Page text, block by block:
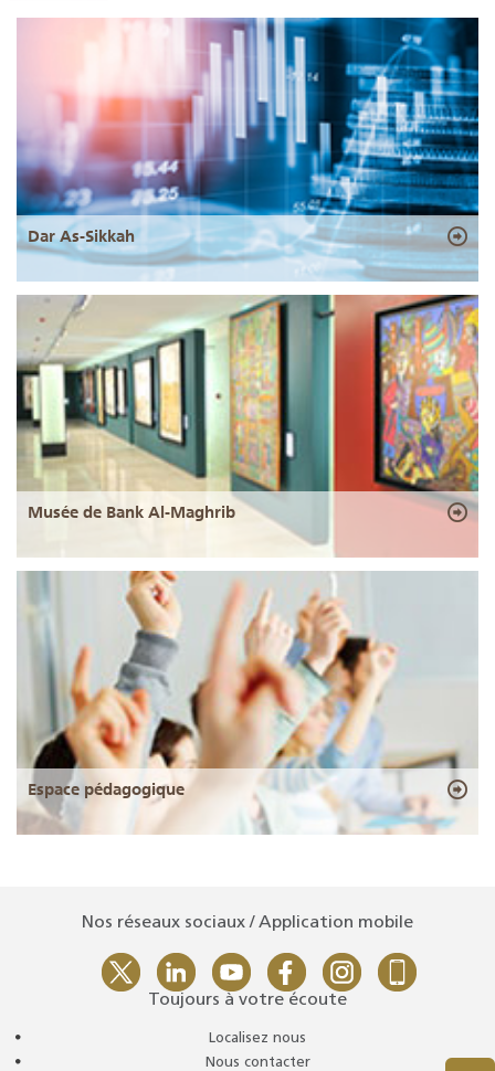
Dar As-Sikkah
Musée de Bank Al-Maghrib
Espace pédagogique
Nos réseaux sociaux / Application mobile
Toujours à votre écoute
Localisez nous
Nous contacter